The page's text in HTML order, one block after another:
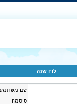
לוח שנה
שם
סיסמה